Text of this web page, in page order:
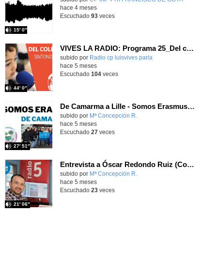
15′ 0″
hace 4 meses
Escuchado 93veces
VIVES LA RADIO: Programa 25_Del cole al mundo: sintonizar historias
Contenido educativo.
subido por Radio cp luisvives parla
44′ 0″
hace 5 meses
Escuchado 104veces
De Camarma a Lille - Somos Erasmus+ T3X08 - Onda Lorca
Contenido educativo.
subido por Mª Concepción R.
27′ 51″
hace 5 meses
Escuchado 27veces
Entrevista a Óscar Redondo Ruiz (Coordinador Técnico de Radio 5/RNE)- Charlando con Profesionales de la Comunicación T3X01 - Onda Lorca
Contenido educativo.
subido por Mª Concepción R.
21′ 06″
hace 5 meses
Escuchado 23veces